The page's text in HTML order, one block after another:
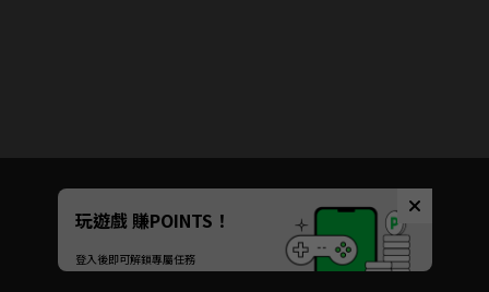
Unmute
如有不便請見諒
玩遊戲 賺POINTS！
登入後即可解鎖專屬任務